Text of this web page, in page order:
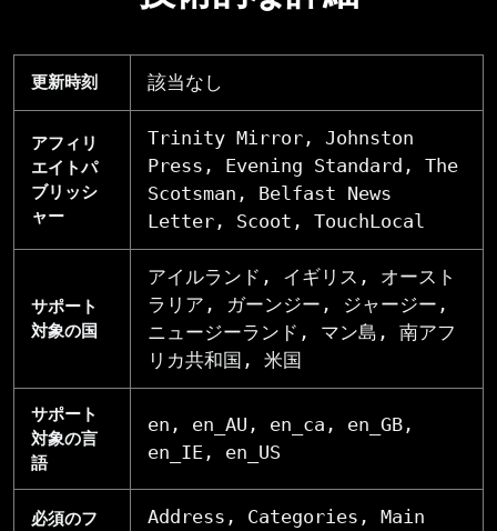
更新時刻 該当なし
アフィリ
エイトパ
ブリッシ
ャー
Trinity Mirror, Johnston
Press, Evening Standard, The
Scotsman, Belfast News
Letter, Scoot, TouchLocal
サポート
対象の国
アイルランド, イギリス, オースト
ラリア, ガーンジー, ジャージー,
ニュージーランド, マン島, 南アフ
リカ共和国, 米国
サポート
対象の言
語
en, en_AU, en_ca, en_GB,
en_IE, en_US
必須のフ
Address, Categories, Main